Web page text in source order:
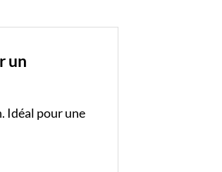
un
Idéal pour une